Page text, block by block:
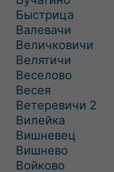
Быстрица
Валевачи
Величковичи
Велятичи
Веселово
Весея
Ветеревичи 2
Вилейка
Вишневец
Вишнево
Войково